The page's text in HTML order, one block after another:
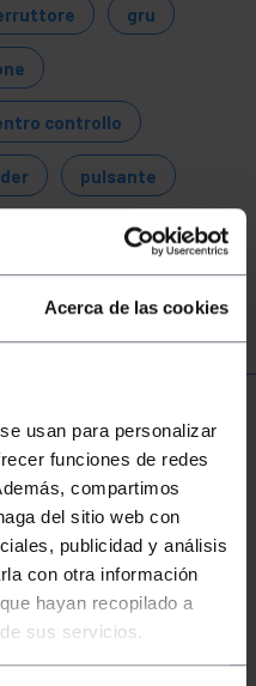
Acerca de las cookies
usan para personalizar
funciones de redes
compartimos
del sitio web con
publicidad y análisis
con otra información
hayan recopilado a
sus servicios.
gru
controllo
pulsante
controllo
arresto
pulsanti e
di diametro 22
per essere